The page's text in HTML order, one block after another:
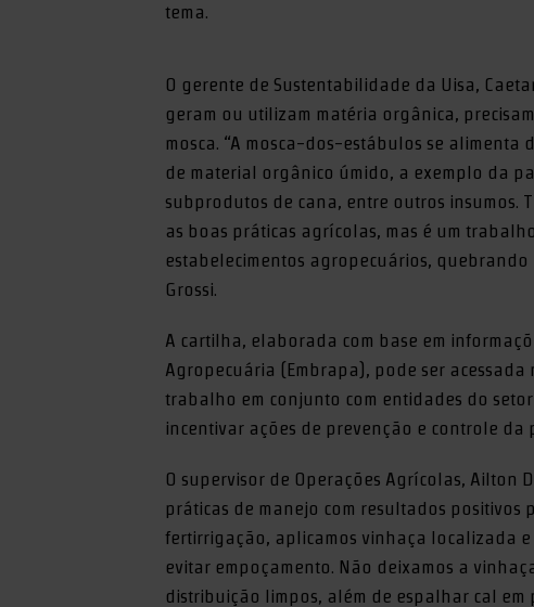
tema.
O gerente de Sustentabilidade da Uisa,
geram ou utilizam matéria orgânica,
mosca. “A mosca-dos-estábulos se
de material orgânico úmido, a exemplo da
subprodutos de cana, entre outros insumos.
as boas práticas agrícolas, mas é um
estabelecimentos agropecuários,
Grossi.
A cartilha, elaborada com base em
Agropecuária (Embrapa), pode ser
trabalho em conjunto com entidades do
incentivar ações de prevenção e controle da
O supervisor de Operações Agrícolas, Ailton
práticas de manejo com resultados
fertirrigação, aplicamos vinhaça localizada
evitar empoçamento. Não deixamos a
distribuição limpos, além de espalhar cal